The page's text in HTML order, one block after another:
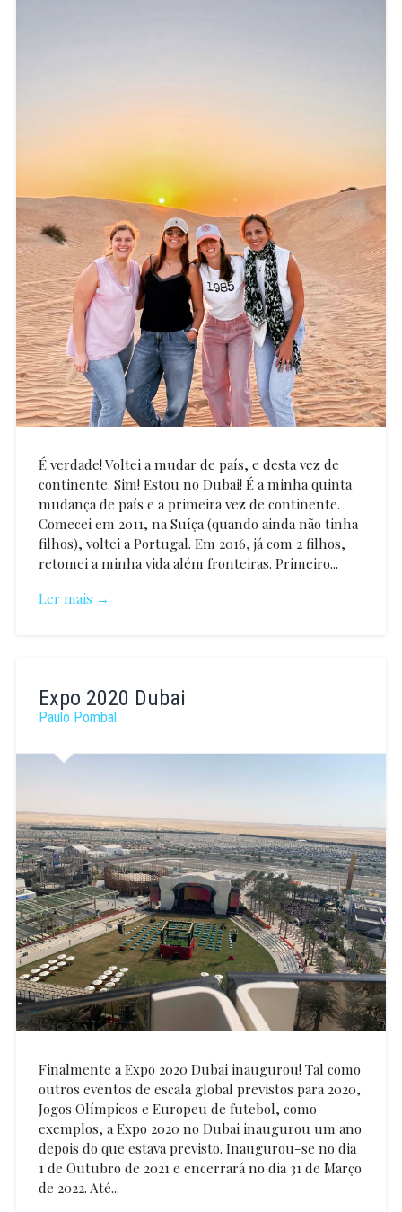
É verdade! Voltei a mudar de país, e desta vez de
continente. Sim! Estou no Dubai! É a minha quinta
mudança de país e a primeira vez de continente.
Comecei em 2011, na Suíça (quando ainda não tinha
filhos), voltei a Portugal. Em 2016, já com 2 filhos,
retomei a minha vida além fronteiras. Primeiro...
Ler mais →
Neves
Expo 2020 Dubai
Paulo Pombal
Finalmente a Expo 2020 Dubai inaugurou! Tal como
outros eventos de escala global previstos para 2020,
Jogos Olímpicos e Europeu de futebol, como
exemplos, a Expo 2020 no Dubai inaugurou um ano
depois do que estava previsto. Inaugurou-se no dia
1 de Outubro de 2021 e encerrará no dia 31 de Março
de 2022. Até...